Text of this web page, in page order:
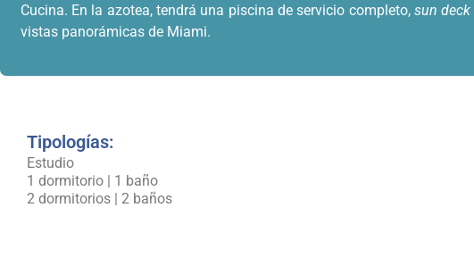
Cucina. En la azotea, tendrá una piscina de servicio completo, sun deck
vistas panorámicas de Miami.
Tipologías:
Estudio
1 dormitorio | 1 baño
2 dormitorios | 2 baños